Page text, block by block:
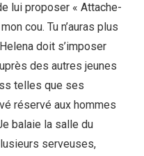
lui proposer « Attache-
cou. Tu n’auras plus
doit s’imposer
des autres jeunes
telles que ses
réservé aux hommes
balaie la salle du
serveuses,